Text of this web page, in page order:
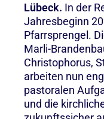
Lübeck. In der
Jahresbeginn
Pfarrsprengel.
Marli-
Christophorus,
arbeiten nun
pastoralen
und die